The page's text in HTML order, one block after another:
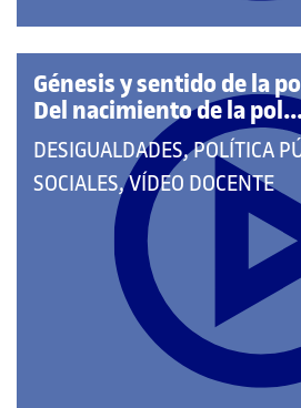
Génesis y sentido de la
Del nacimiento de la
QUE
PERTENECE
CATEGORÍAS:
DESIGUALDADES, POLÍTICA
SOCIALES, VÍDEO DOCENTE